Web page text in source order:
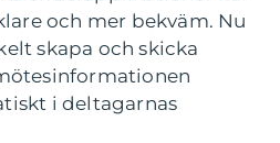
och mer bekväm. Nu
skapa och skicka
i deltagarnas